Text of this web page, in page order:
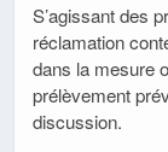
S’agissant des
réclamation
dans la mesure
prélèvement
discussion.